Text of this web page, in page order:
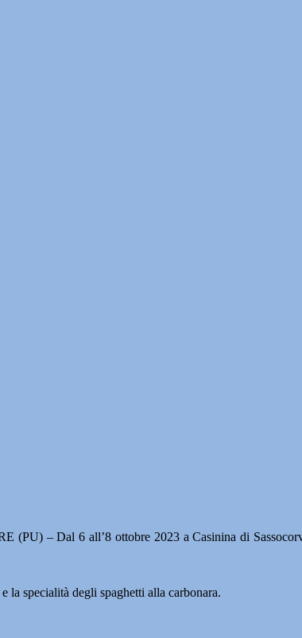
(PU) – Dal 6 all’8 ottobre 2023 a Casinina di
la specialità degli spaghetti alla carbonara.